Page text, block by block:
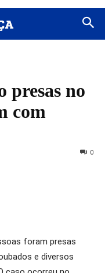
presas no
com
0
foram presas
e diversos